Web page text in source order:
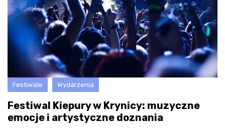
Festiwale Wydarzenia
Festiwal Kiepury w Krynicy: muzyczne
emocje i artystyczne doznania